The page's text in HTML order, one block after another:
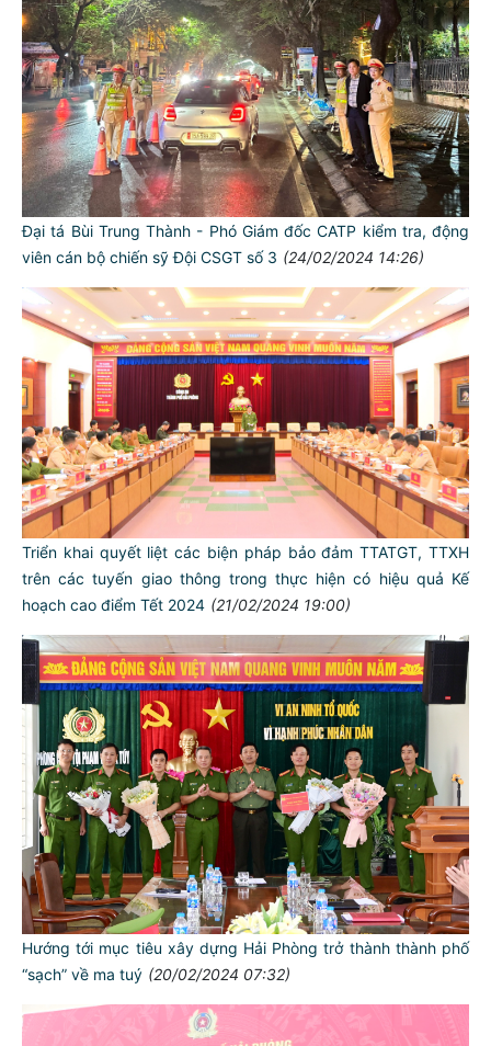
Đại tá Bùi Trung Thành - Phó Giám đốc CATP kiểm tra, động
viên cán bộ chiến sỹ Đội CSGT số 3 (24/02/2024 14:26)
Triển khai quyết liệt các biện pháp bảo đảm TTATGT, TTXH
trên các tuyến giao thông trong thực hiện có hiệu quả Kế
hoạch cao điểm Tết 2024 (21/02/2024 19:00)
Hướng tới mục tiêu xây dựng Hải Phòng trở thành thành phố
“sạch” về ma tuý (20/02/2024 07:32)
TƯ CÁCH